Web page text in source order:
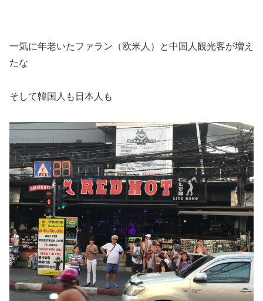
一気に年老いたファラン（欧米人）と中国人観光客が増え
たな
そして韓国人も日本人も